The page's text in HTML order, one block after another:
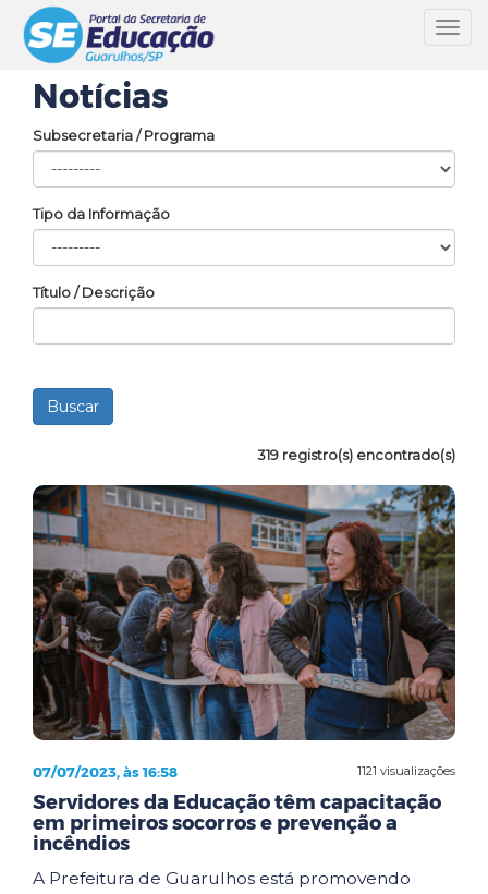
Notícias
Subsecretaria / Programa
Tipo da Informação
Título / Descrição
319 registro(s) encontrado(s)
1121 visualizações
07/07/2023, às 16:58
Servidores da Educação têm capacitação
em primeiros socorros e prevenção a
incêndios
A Prefeitura de Guarulhos está promovendo